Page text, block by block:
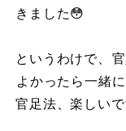
きました😳
というわけで、⁡
よかったら一緒
官足法、楽しい